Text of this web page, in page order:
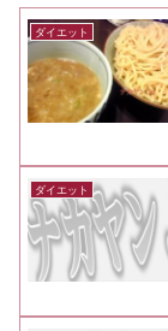
ダイエット
ダイエット